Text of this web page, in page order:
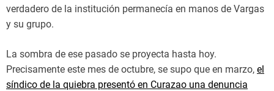
verdadero de la institución permanecía en manos de Vargas
y su grupo.
La sombra de ese pasado se proyecta hasta hoy.
Precisamente este mes de octubre, se supo que en marzo, el
síndico de la quiebra presentó en Curazao una denuncia